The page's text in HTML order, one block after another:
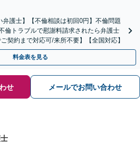
弁護士】【不倫相談は初回0円】不倫問題
倫トラブルで慰謝料請求されたら弁護士
契約まで対応可/来所不要】【全国対応】
料金表を見る
せ メールでお問い合わせ